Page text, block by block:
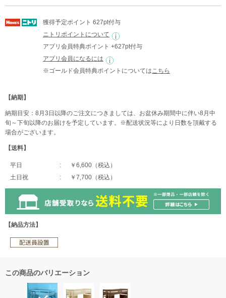
獲得予定ポイント 627pt付与
ニトリポイントについて
アプリ会員特典ポイント +627pt付与
アプリ会員になるには
※ゴールド会員特典ポイントについては こちら
【納期】
納期目安：8月3日以降のご注文につきましては、お盆休み期間中に伴い8月中
旬～下旬以降のお届けを予定しています。※配送状況等により日数を頂戴する
場合がございます。
【送料】
平日
￥6,600（税込）
土日祝
￥7,700（税込）
【納品方法】
この商品のバリエーション